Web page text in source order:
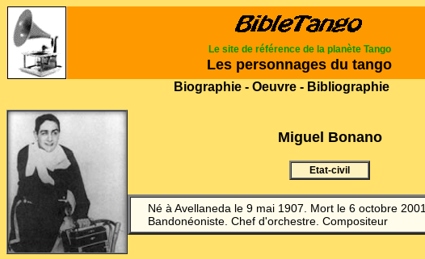
Le site de référence de la planète Tango
Les personnages du tango
Biographie - Oeuvre - Bibliographie
Miguel Bonano
Etat-civil
Né à Avellaneda le 9 mai 1907. Mort le 6 octobre 2001.
Bandonéoniste. Chef d'orchestre. Compositeur